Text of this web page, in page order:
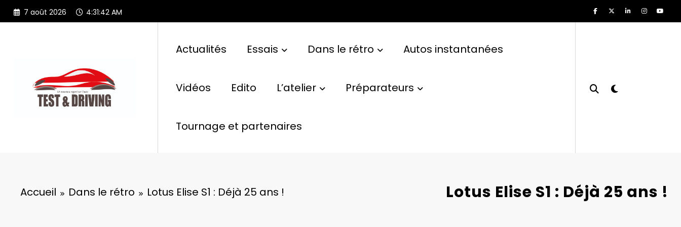
Aller
7 août 2026 4:31:45 AM
Actualités Essais Dans le rétro Autos instantanées
Vidéos Edito L’atelier Préparateurs
Tournage et partenaires
Accueil Dans le rétro Lotus Elise S1 : Déjà 25 ans ! Lotus Elise S1 : Déjà 25 ans !